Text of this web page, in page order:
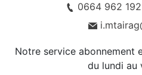
0664 962 192
Notre service abonnement
du lundi au